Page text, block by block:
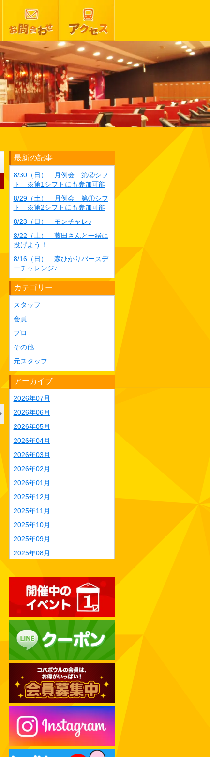
最新の記事
8/30（日） 月例会 第②シフ
ト ※第1シフトにも参加可能
8/29（土） 月例会 第①シフ
ト ※第2シフトにも参加可能
8/23（日） モンチャレ♪
8/22（土） 藤田さんと一緒に
投げよう！
8/16（日） 森ひかりバースデ
ーチャレンジ♪
カテゴリー
スタッフ
会員
プロ
その他
元スタッフ
アーカイブ
2026年07月
2026年06月
2026年05月
2026年04月
2026年03月
2026年02月
2026年01月
2025年12月
2025年11月
2025年10月
2025年09月
2025年08月
2025年05月
2025年04月
2025年03月
2025年02月
2025年01月
2024年12月
2024年11月
2024年10月
2024年09月
2024年08月
2024年07月
2024年06月